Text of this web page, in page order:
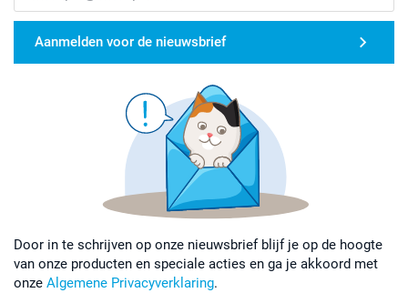
Aanmelden voor de nieuwsbrief
Door in te schrijven op onze nieuwsbrief blijf je op de hoogte
van onze producten en speciale acties en ga je akkoord met
onze Algemene Privacyverklaring.